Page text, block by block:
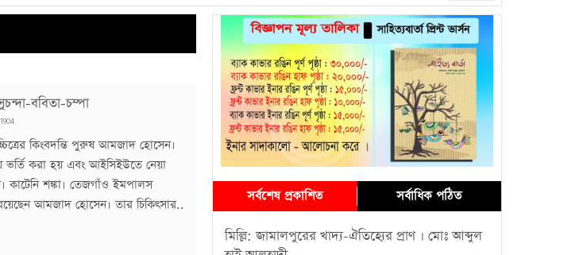
ববিতা-চম্পা
1904
কিংবদন্তি পুরুষ আমজাদ হোসেন।
করা হয় এবং আইসিইউতে নেয়া
কাটেনি শঙ্কা। তেজগাঁও ইমপালস
আমজাদ হোসেন। তার চিকিৎসার..
সর্বশেষ প্রকাশিত সর্বাধিক পঠিত
মিল্লি: জামালপুরের খাদ্য-ঐতিহ্যের প্রাণ । মোঃ আব্দুল